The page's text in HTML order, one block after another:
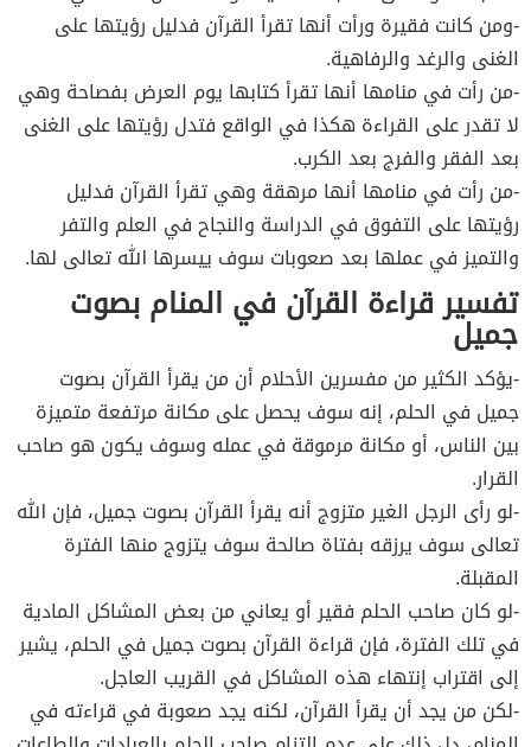
-ومن كانت فقيرة ورأت أنها تقرأ القرآن فدليل رؤيتها على
الغنى والرغد والرفاهية.
-من رأت في منامها أنها تقرأ كتابها يوم العرض بفصاحة وهي
لا تقدر على القراءة هكذا في الواقع فتدل رؤيتها على الغنى
بعد الفقر والفرج بعد الكرب.
-من رأت في منامها أنها مرهقة وهي تقرأ القرآن فدليل
رؤيتها على التفوق في الدراسة والنجاح في العلم والتفر
والتميز في عملها بعد صعوبات سوف ييسرها الله تعالى لها.
تفسير قراءة القرآن في المنام بصوت
جميل
-يؤكد الكثير من مفسرين الأحلام أن من يقرأ القرآن بصوت
جميل في الحلم، إنه سوف يحصل على مكانة مرتفعة متميزة
بين الناس، أو مكانة مرموقة في عمله وسوف يكون هو صاحب
القرار.
-لو رأى الرجل الغير متزوج أنه يقرأ القرآن بصوت جميل، فإن الله
تعالى سوف يرزقه بفتاة صالحة سوف يتزوج منها الفترة
المقبلة.
-لو كان صاحب الحلم فقير أو يعاني من بعض المشاكل المادية
في تلك الفترة، فإن قراءة القرآن بصوت جميل في الحلم، يشير
إلى اقتراب إنتهاء هذه المشاكل في القريب العاجل.
-لكن من يجد أن يقرأ القرآن، لكنه يجد صعوبة في قراءته في